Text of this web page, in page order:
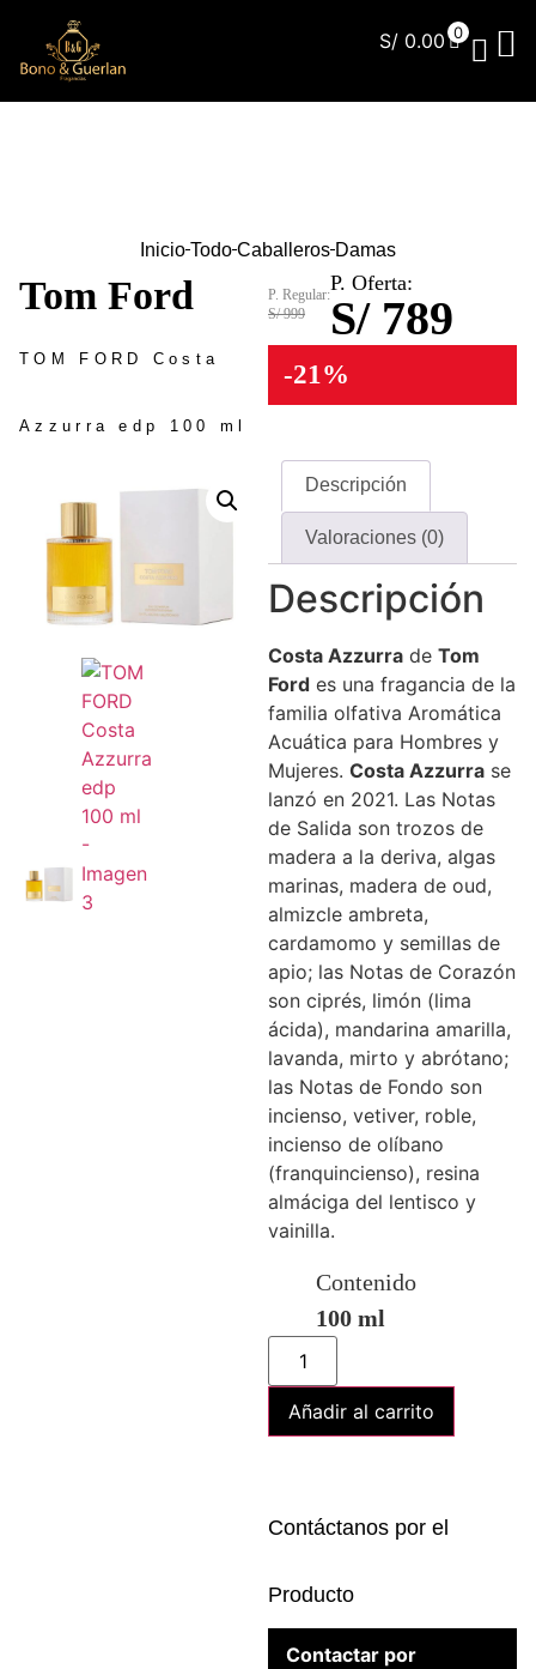
S/ 0.00 0
Inicio Todo Caballeros Damas
Tom Ford
TOM FORD Costa
Azzurra edp 100 ml
P. Regular:
S/ 999
P. Oferta:
S/ 789
-21%
Descripción
Valoraciones (0)
Descripción
Costa Azzurra de Tom
Ford es una fragancia de la
familia olfativa Aromática
Acuática para Hombres y
Mujeres. Costa Azzurra se
lanzó en 2021. Las Notas
de Salida son trozos de
madera a la deriva, algas
marinas, madera de oud,
almizcle ambreta,
cardamomo y semillas de
apio; las Notas de Corazón
son ciprés, limón (lima
ácida), mandarina amarilla,
lavanda, mirto y abrótano;
las Notas de Fondo son
incienso, vetiver, roble,
incienso de olíbano
(franquincienso), resina
almáciga del lentisco y
vainilla.
Contenido
100 ml
Añadir al carrito
Contáctanos por el
Producto
Contactar por